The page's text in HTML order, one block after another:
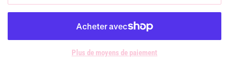
Plus de moyens de paiement